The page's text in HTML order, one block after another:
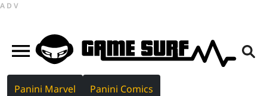
ADV
Panini Marvel Panini Comics